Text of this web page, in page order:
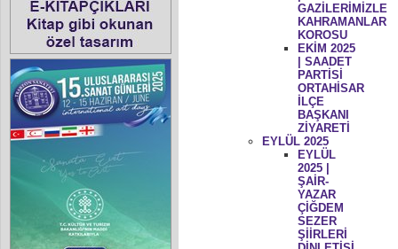
GAZİLERİMİZLE
KAHRAMANLAR
KOROSU
EKİM 2025
| SAADET
PARTİSİ
ORTAHİSAR
İLÇE
BAŞKANI
ZİYARETİ
EYLÜL 2025
EYLÜL
2025 |
ŞAİR-
YAZAR
ÇİĞDEM
SEZER
ŞİİRLERİ